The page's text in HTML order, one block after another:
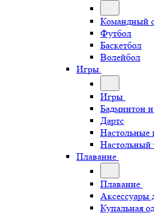
Командный
Футбол
Баскетбол
Волейбол
Игры
Игры
Бадминтон
Дартс
Настольные
Настольный
Плавание
Плавание
Аксессуары
Купальная